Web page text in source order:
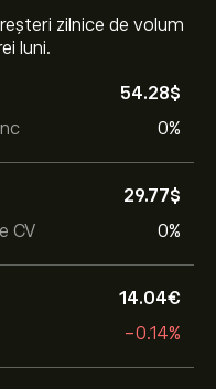
zilnice de volum
luni.
54.28‎$‎
0%
CV
29.77‎$‎
0%
14.04‎€‎
-0.14%